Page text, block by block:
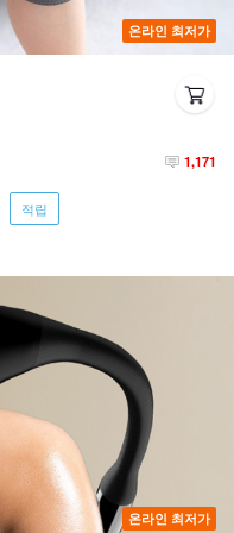
온라인 최저가
1,171
적립
온라인 최저가